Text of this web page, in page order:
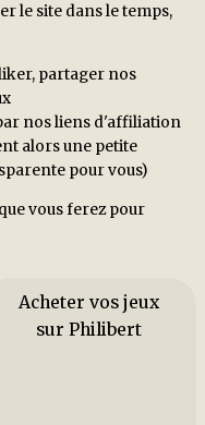
le site dans le temps,
partager nos
nos liens d'affiliation
alors une petite
pour vous)
vous ferez pour
Acheter vos jeux
sur Philibert